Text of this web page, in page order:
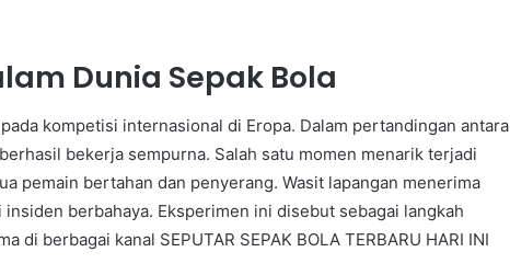
Dunia Sepak Bola
kompetisi internasional di Eropa. Dalam pertandingan antara
bekerja sempurna. Salah satu momen menarik terjadi
pemain bertahan dan penyerang. Wasit lapangan menerima
berbahaya. Eksperimen ini disebut sebagai langkah
di berbagai kanal SEPUTAR SEPAK BOLA TERBARU HARI INI